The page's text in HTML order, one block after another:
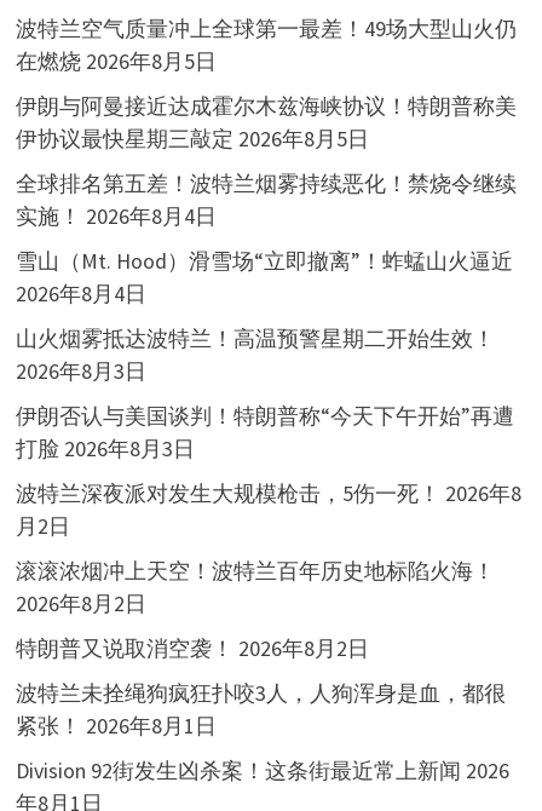
波特兰空气质量冲上全球第一最差！49场大型山火仍
在燃烧 2026年8月5日
伊朗与阿曼接近达成霍尔木兹海峡协议！特朗普称美
伊协议最快星期三敲定 2026年8月5日
全球排名第五差！波特兰烟雾持续恶化！禁烧令继续
实施！ 2026年8月4日
雪山（Mt. Hood）滑雪场“立即撤离”！蚱蜢山火逼近
2026年8月4日
山火烟雾抵达波特兰！高温预警星期二开始生效！
2026年8月3日
伊朗否认与美国谈判！特朗普称“今天下午开始”再遭
打脸 2026年8月3日
波特兰深夜派对发生大规模枪击，5伤一死！ 2026年8
月2日
滚滚浓烟冲上天空！波特兰百年历史地标陷火海！
2026年8月2日
特朗普又说取消空袭！ 2026年8月2日
波特兰未拴绳狗疯狂扑咬3人，人狗浑身是血，都很
紧张！ 2026年8月1日
Division 92街发生凶杀案！这条街最近常上新闻 2026
年8月1日